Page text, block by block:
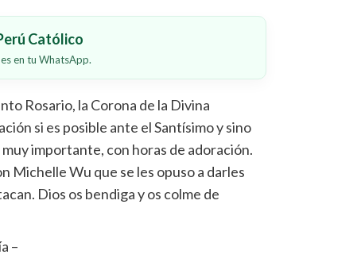
Católico
en tu WhatsApp.
Rosario, la Corona de la Divina
si es posible ante el Santísimo y sino
importante, con horas de adoración.
Michelle Wu que se les opuso a darles
Dios os bendiga y os colme de
–